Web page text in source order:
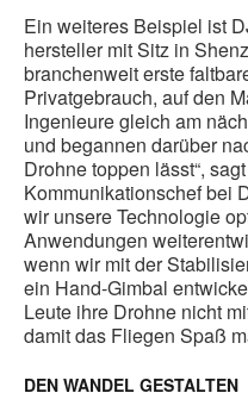
Ein weiteres Beispiel ist
hersteller mit Sitz in
branchenweit erste
Privatgebrauch, auf den
Ingenieure gleich am
und begannen darüber
Drohne toppen lässt“,
Kommunikationschef bei
wir unsere Technologie
Anwendungen
wenn wir mit der
ein Hand-Gimbal
Leute ihre Drohne nicht
damit das Fliegen Spaß
DEN WANDEL GESTALTEN